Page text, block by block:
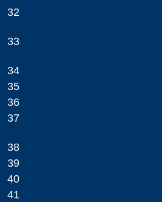
32
33
34
35
36
37
38
39
40
41